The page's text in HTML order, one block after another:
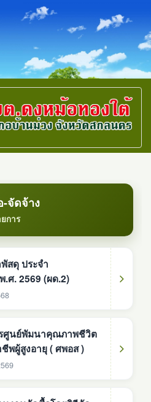
จัดจ้าง
การ
ระจำ
ศ. 2569 (ผด.2)
ศูนย์พัมนาคุณภาพชีวิต
ชีพผู้สูงอายุ ( ศพอส )